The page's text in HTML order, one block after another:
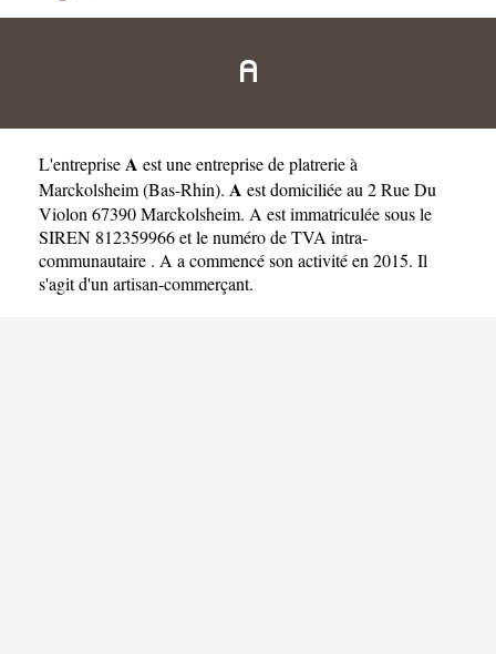
A
L'entrepriseA est uneentreprise de platrerie à
Marckolsheim(Bas-Rhin). A est domiciliée au 2 Rue Du
Violon 67390 Marckolsheim. A est immatriculée sous le
SIREN 812359966 et le numéro de TVA intra-
communautaire . A a commencé son activité en 2015. Il
s'agit d'un artisan-commerçant.